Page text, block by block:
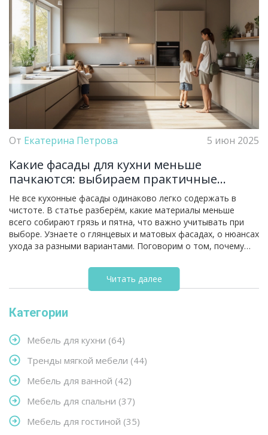
От Екатерина Петрова 5 июн 2025
Какие фасады для кухни меньше
пачкаются: выбираем практичные
материалы
Не все кухонные фасады одинаково легко содержать в
чистоте. В статье разберём, какие материалы меньше
всего собирают грязь и пятна, что важно учитывать при
выборе. Узнаете о глянцевых и матовых фасадах, о нюансах
ухода за разными вариантами. Поговорим о том, почему
чистоте кухни. Будут конкретные советы и неожиданные
факты из реального опыта.Читать далее
Категории
Мебель для кухни (64)
Тренды мягкой мебели (44)
Мебель для ванной (42)
Мебель для спальни (37)
Мебель для гостиной (35)